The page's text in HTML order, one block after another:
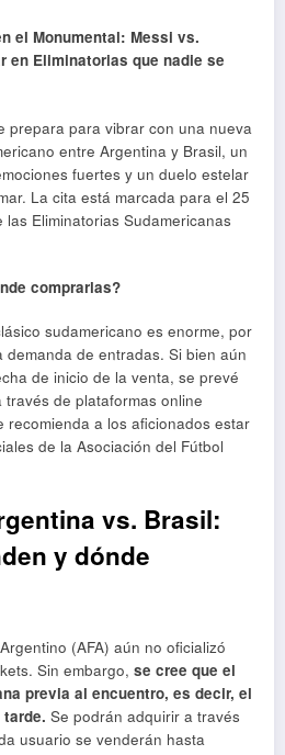
el Monumental: Messi vs.
en Eliminatorias que nadie se
prepara para vibrar con una nueva
entre Argentina y Brasil, un
fuertes y un duelo estelar
La cita está marcada para el 25
Eliminatorias Sudamericanas
comprarlas?
sudamericano es enorme, por
de entradas. Si bien aún
de inicio de la venta, se prevé
de plataformas online
recomienda a los aficionados estar
de la Asociación del Fútbol
vs. Brasil:
y dónde
(AFA) aún no oficializó
Sin embargo, se cree que el
previa al encuentro, es decir, el
Se podrán adquirir a través
usuario se venderán hasta